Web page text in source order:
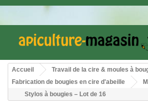
Accueil
Travail de la cire & moules à
Fabrication de bougies en cire d'abeille
Stylos à bougies – Lot de 16